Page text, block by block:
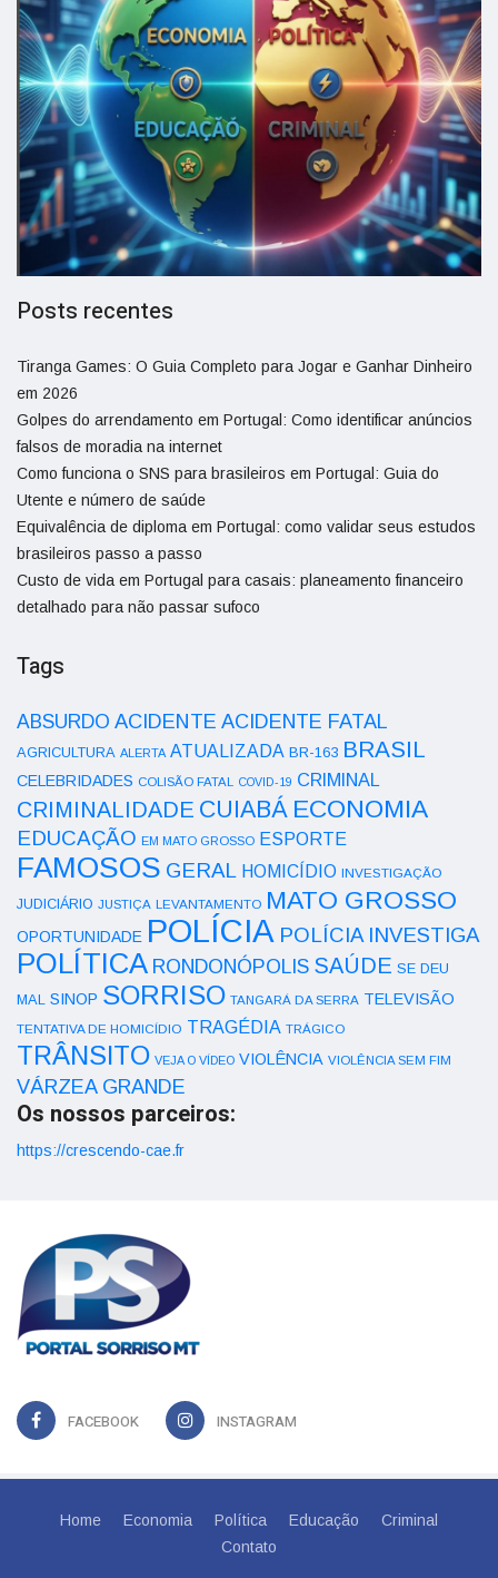
Posts recentes
Tiranga Games: O Guia Completo para Jogar e Ganhar Dinheiro
em 2026
Golpes do arrendamento em Portugal: Como identificar anúncios
falsos de moradia na internet
Como funciona o SNS para brasileiros em Portugal: Guia do
Utente e número de saúde
Equivalência de diploma em Portugal: como validar seus estudos
brasileiros passo a passo
Custo de vida em Portugal para casais: planeamento financeiro
detalhado para não passar sufoco
Tags
ABSURDO ACIDENTE ACIDENTE FATAL
AGRICULTURA ALERTA ATUALIZADA BR-163 BRASIL
CELEBRIDADES COLISÃO FATAL COVID-19 CRIMINAL
CRIMINALIDADE CUIABÁ ECONOMIA
EDUCAÇÃO EM MATO GROSSO ESPORTE
FAMOSOS GERAL HOMICÍDIO INVESTIGAÇÃO
JUDICIÁRIO JUSTIÇA LEVANTAMENTO MATO GROSSO
OPORTUNIDADE POLÍCIA POLÍCIA INVESTIGA
POLÍTICA RONDONÓPOLIS SAÚDE SE DEU
MAL SINOP SORRISO TANGARÁ DA SERRA TELEVISÃO
TENTATIVA DE HOMICÍDIO TRAGÉDIA TRÁGICO
TRÂNSITO VEJA O VÍDEO VIOLÊNCIA VIOLÊNCIA SEM FIM
VÁRZEA GRANDE
Os nossos parceiros:
https://crescendo-cae.fr
FACEBOOK INSTAGRAM
Home Economia Política Educação
Criminal
Contato